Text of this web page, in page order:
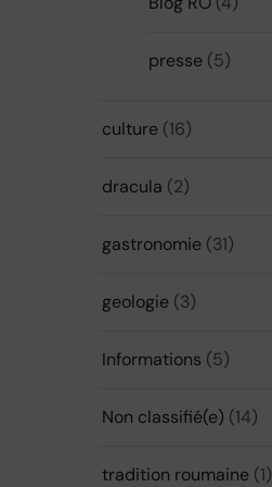
presse (5)
culture (16)
dracula (2)
gastronomie (31)
geologie (3)
Informations (5)
Non classifié(e) (14)
tradition roumaine (1)